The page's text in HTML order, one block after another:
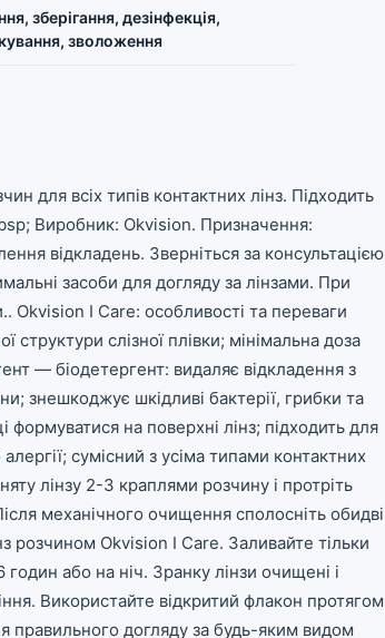
зберігання, дезінфекція,
зволоження
для всіх типів контактних лінз. Підходить
Виробник: Okvision. Призначення:
відкладень. Зверніться за консультацією
засоби для догляду за лінзами. При
Okvision I Care: особливості та переваги
слізної плівки; мінімальна доза
— біодетергент: видаляє відкладення з
знешкоджує шкідливі бактерії, грибки та
формуватися на поверхні лінз; підходить для
сумісний з усіма типами контактних
лінзу 2-3 краплями розчину і протріть
механічного очищення сполосніть обидві
розчином Okvision I Care. Заливайте тільки
або на ніч. Зранку лінзи очищені і
Використайте відкритий флакон протягом
правильного догляду за будь-яким видом